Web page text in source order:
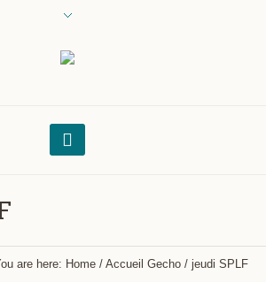
are here: Home / Accueil Gecho / jeudi SPLF